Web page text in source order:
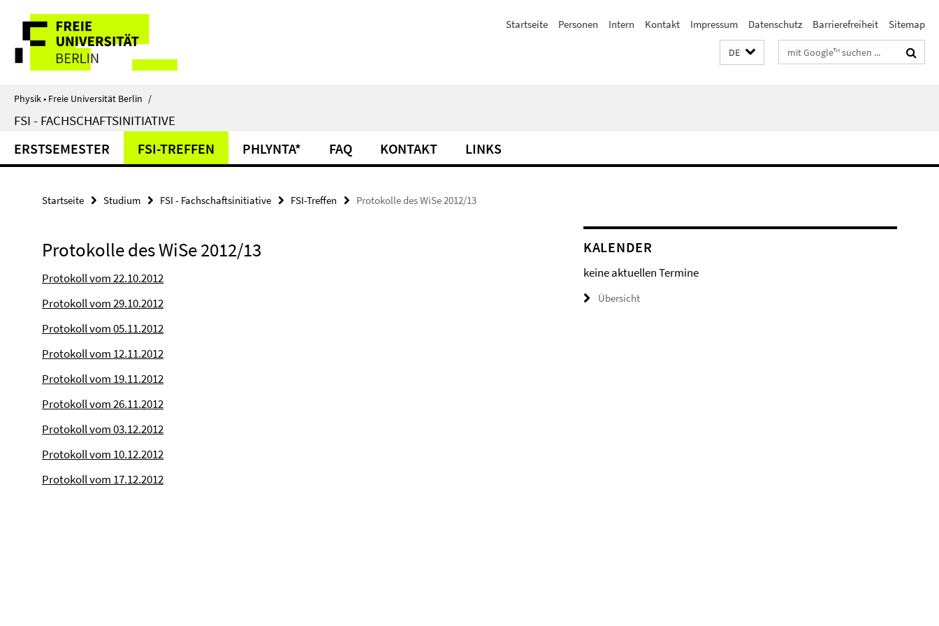
direkt
Inhalt
Service-
Navigation
Startseite Personen Intern Kontakt Impressum Datenschutz Barrierefreiheit Sitemap
DE Suchbegriffe
Physik • Freie Universität Berlin /
FSI - FACHSCHAFTSINITIATIVE
ERSTSEMESTER FSI-TREFFEN PHLYNTA* FAQ KONTAKT LINKS
Startseite Studium FSI - Fachschaftsinitiative FSI-Treffen Protokolle des WiSe 2012/13
Protokolle des WiSe 2012/13
Protokoll vom 22.10.2012
Protokoll vom 29.10.2012
Protokoll vom 05.11.2012
Protokoll vom 12.11.2012
Protokoll vom 19.11.2012
Protokoll vom 26.11.2012
Protokoll vom 03.12.2012
Protokoll vom 10.12.2012
Protokoll vom 17.12.2012
KALENDER
keine aktuellen Termine
Übersicht